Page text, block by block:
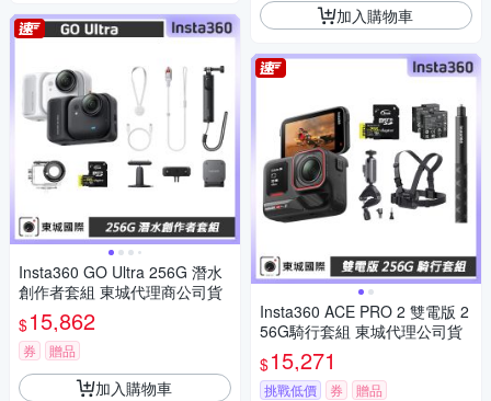
Insta360 GO Ultra 256G 潛水
創作者套組 東城代理商公司貨
$15,862
券 贈品
加入購物車
加入購物車
Insta360 ACE PRO 2 雙電版 2
56G騎行套組 東城代理公司貨
$15,271
挑戰低價 券 贈品